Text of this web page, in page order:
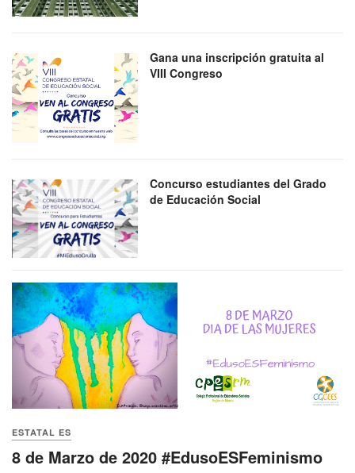
Gana una inscripción gratuita al
VIII Congreso
Concurso estudiantes del Grado
de Educación Social
ESTATAL ES
8 de Marzo de 2020 #EdusoESFeminismo